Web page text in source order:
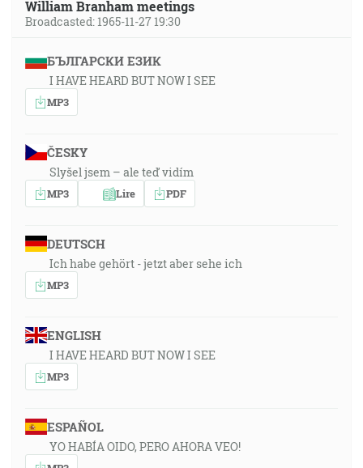
William Branham meetings
Broadcasted: 1965-11-27 19:30
БЪЛГАРСКИ ЕЗИК
I HAVE HEARD BUT NOW I SEE
MP3
ČESKY
Slyšel jsem – ale teď vidím
MP3 Lire PDF
DEUTSCH
Ich habe gehört - jetzt aber sehe ich
MP3
ENGLISH
I HAVE HEARD BUT NOW I SEE
MP3
ESPAÑOL
YO HABÍA OIDO, PERO AHORA VEO!